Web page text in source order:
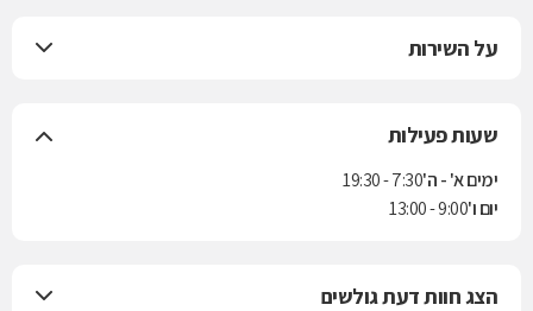
על השירות
שעות פעילות
ימים א' - ה'7:30 - 19:30
יום ו'9:00 - 13:00
הצג חוות דעת גולשים